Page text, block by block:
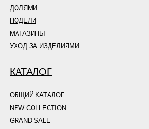
ДОЛЯМИ
ПОДЕЛИ
МАГАЗИНЫ
УХОД ЗА ИЗДЕЛИЯМИ
КАТАЛОГ
ОБЩИЙ КАТАЛОГ
NEW COLLECTION
GRAND SALE